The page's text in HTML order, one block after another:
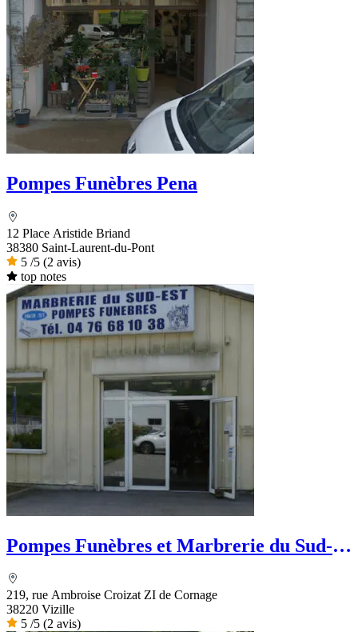
Pompes Funèbres Pena
12 Place Aristide Briand
38380 Saint-Laurent-du-Pont
5 /5 (2 avis)
top notes
Pompes Funèbres et Marbrerie du Sud-
219, rue Ambroise Croizat ZI de Cornage
38220 Vizille
5 /5 (2 avis)